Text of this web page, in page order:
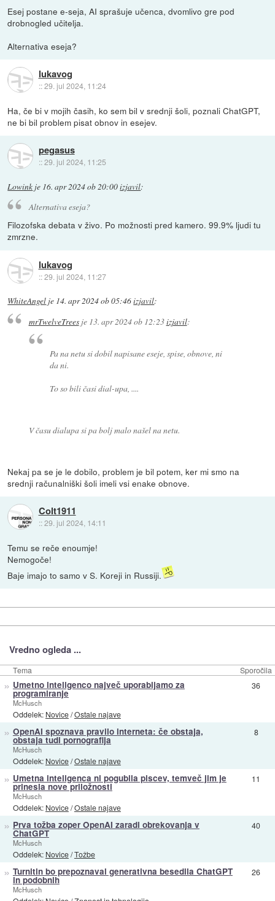
Esej postane e-seja, AI sprašuje učenca, dvomlivo gre pod
drobnogled učitelja.
Alternativa eseja?
lukavog
::29. jul 2024, 11:24
Ha, če bi v mojih časih, ko sem bil v srednji šoli, poznali ChatGPT,
ne bi bil problem pisat obnov in esejev.
pegasus
::29. jul 2024, 11:25
Lowink je 16. apr 2024 ob 20:00izjavil:
Alternativa eseja?
Filozofska debata v živo. Po možnosti pred kamero. 99.9% ljudi tu
zmrzne.
lukavog
::29. jul 2024, 11:27
WhiteAngel je 14. apr 2024 ob 05:46izjavil:
mrTwelveTreesje 13. apr 2024 ob 12:23izjavil:
Pa na netu si dobil napisane eseje, spise, obnove, ni
da ni.
To so bili časi dial-upa, ....
V času dialupa si pa bolj malo našel na netu.
Nekaj pa se je le dobilo, problem je bil potem, ker mi smo na
srednji računalniški šoli imeli vsi enake obnove.
Colt1911
::29. jul 2024, 14:11
Temu se reče enoumje!
Nemogoče!
Baje imajo to samo v S. Koreji in Russiji.
Vredno ogleda ...
Tema Sporočila
» Umetno inteligenco največ uporabljamo za
programiranje
McHusch
Oddelek: Novice/Ostale najave
36
» OpenAI spoznava pravilo interneta: če obstaja,
obstaja tudi pornografija
McHusch
Oddelek: Novice/Ostale najave
8
» Umetna inteligenca ni pogubila piscev, temveč jim je
prinesla nove priložnosti
McHusch
Oddelek: Novice/Ostale najave
11
» Prva tožba zoper OpenAI zaradi obrekovanja v
ChatGPT
McHusch
Oddelek: Novice/Tožbe
40
» Turnitin bo prepoznaval generativna besedila ChatGPT
in podobnih
McHusch
26